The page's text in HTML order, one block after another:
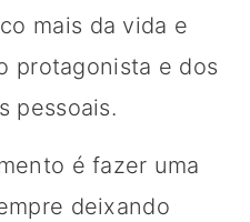
mais da vida e
protagonista e dos
pessoais.
é fazer uma
deixando